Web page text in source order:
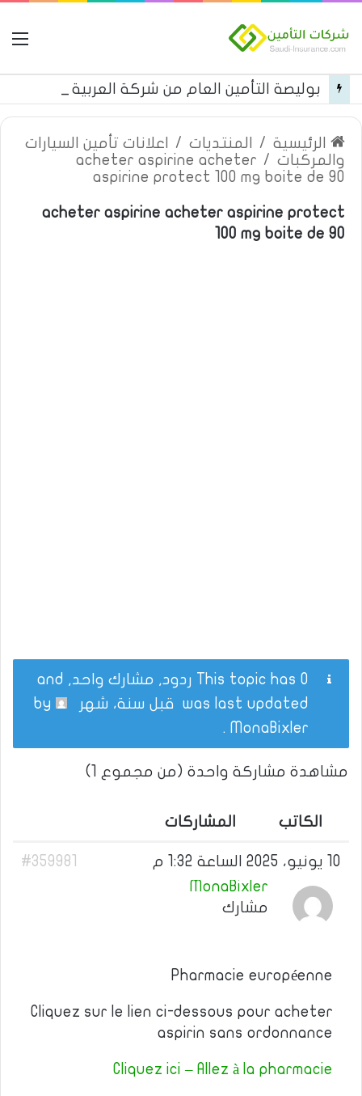
الرئيسية / المنتديات /
اعلانات تأمين السيارات
والمركبات /
acheter aspirine acheter
aspirine protect 100 mg boite de 90
acheter aspirine acheter aspirine protect
100 mg boite de 90
This topic has 0 ردود, مشارك واحد, and
was last updated قبل سنة، شهر
MonaBixler
.
مشاهدة مشاركة واحدة (من مجموع 1)
الكاتب المشاركات
10 يونيو، 2025 الساعة 1:32 م
#359981
MonaBixler
مشارك
Pharmacie européenne
Cliquez sur le lien ci-dessous pour acheter
aspirin sans ordonnance
Cliquez ici – Allez à la pharmacie